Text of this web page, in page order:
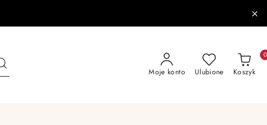
Moje konto Ulubione Koszyk
0